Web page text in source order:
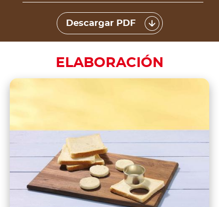
Descargar PDF
ELABORACIÓN